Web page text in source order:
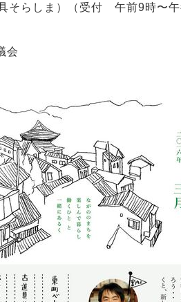
らしま）（受付 午前9時〜午
会